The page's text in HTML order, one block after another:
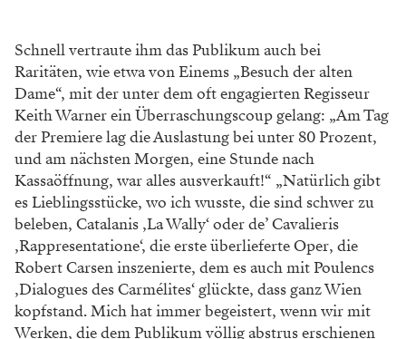
Schnell vertraute ihm das Publikum auch bei
Raritäten, wie etwa von Einems „Besuch der alten
Dame“, mit der unter dem oft engagierten Regisseur
Keith Warner ein Überraschungscoup gelang: „Am Tag
der Premiere lag die Auslastung bei unter 80 Prozent,
und am nächsten Morgen, eine Stunde nach
Kassaöffnung, war alles ausverkauft!“ „Natürlich gibt
es Lieblingsstücke, wo ich wusste, die sind schwer zu
beleben, Catalanis ‚La Wally‘ oder de’ Cavalieris
‚Rappresentatione‘, die erste überlieferte Oper, die
Robert Carsen inszenierte, dem es auch mit Poulencs
‚Dialogues des Carmélites‘ glückte, dass ganz Wien
kopfstand. Mich hat immer begeistert, wenn wir mit
Werken, die dem Publikum völlig abstrus erschienen